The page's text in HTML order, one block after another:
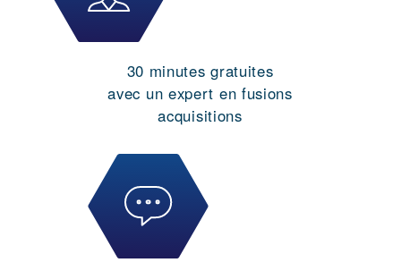
30 minutes gratuites
avec un expert en fusions
acquisitions